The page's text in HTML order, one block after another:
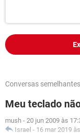
Conversas semelhantes
Meu teclado
mush - 20 jun 2009 às
Israel - 16 mar 2019